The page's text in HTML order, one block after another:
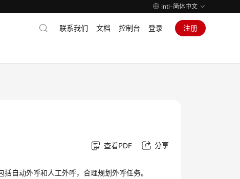
Intl-简体中文
联系我们 文档 控制台 登录 注册
查看PDF 分享
自动外呼和人工外呼，合理规划外呼任务。